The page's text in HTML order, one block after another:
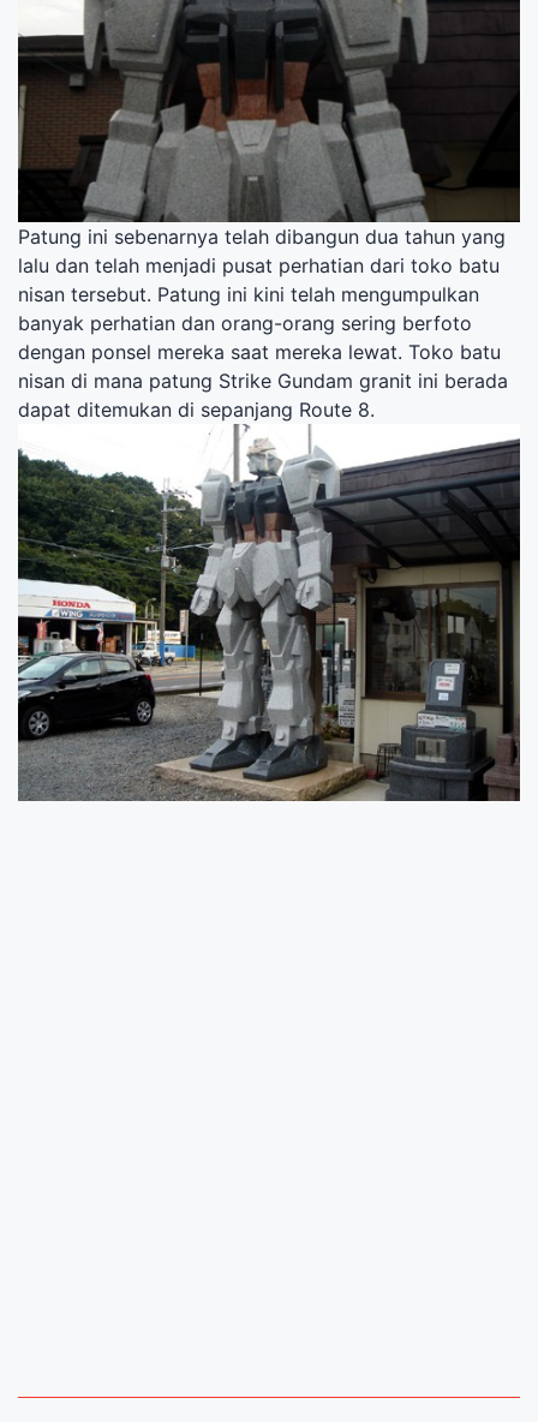
Patung ini sebenarnya telah dibangun dua tahun yang
lalu dan telah menjadi pusat perhatian dari toko batu
nisan tersebut. Patung ini kini telah mengumpulkan
banyak perhatian dan orang-orang sering berfoto
dengan ponsel mereka saat mereka lewat. Toko batu
nisan di mana patung Strike Gundam granit ini berada
dapat ditemukan di sepanjang Route 8.